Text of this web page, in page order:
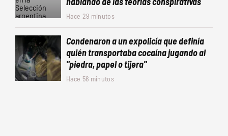
Hace 29 minutos
Condenaron a un expolicía que definía
quién transportaba cocaína jugando al
"piedra, papel o tijera"
Hace 56 minutos